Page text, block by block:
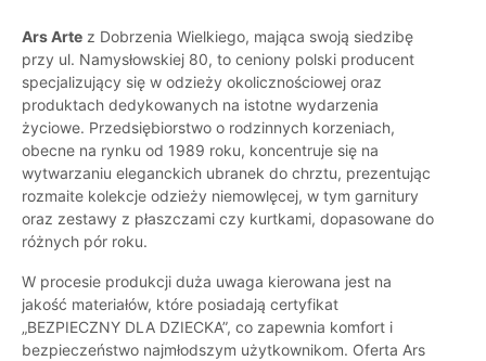
Ars Arte z Dobrzenia Wielkiego, mająca swoją siedzibę
przy ul. Namysłowskiej 80, to ceniony polski producent
specjalizujący się w odzieży okolicznościowej oraz
produktach dedykowanych na istotne wydarzenia
życiowe. Przedsiębiorstwo o rodzinnych korzeniach,
obecne na rynku od 1989 roku, koncentruje się na
wytwarzaniu eleganckich ubranek do chrztu, prezentując
rozmaite kolekcje odzieży niemowlęcej, w tym garnitury
oraz zestawy z płaszczami czy kurtkami, dopasowane do
różnych pór roku.
W procesie produkcji duża uwaga kierowana jest na
jakość materiałów, które posiadają certyfikat
„BEZPIECZNY DLA DZIECKA”, co zapewnia komfort i
bezpieczeństwo najmłodszym użytkownikom. Oferta Ars